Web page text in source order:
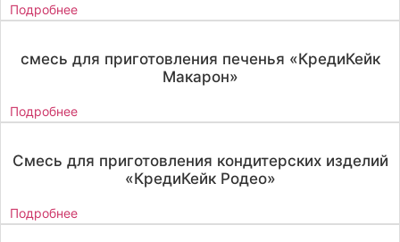
Подробнее
смесь для приготовления печенья «КредиКейк
Макарон»
Подробнее
Смесь для приготовления кондитерских изделий
«КредиКейк Родео»
Подробнее